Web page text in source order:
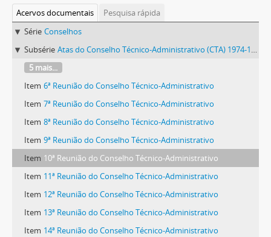
Acervos documentais
Pesquisa rápida
Série Conselhos
Subsérie Atas do Conselho Técnico-Administrativo (CTA) 1974-1981
5 mais...
Item 6ª Reunião do Conselho Técnico-Administrativo
Item 7ª Reunião do Conselho Técnico-Administrativo
Item 8ª Reunião do Conselho Técnico-Administrativo
Item 9ª Reunião do Conselho Técnico-Administrativo
Item 10ª Reunião do Conselho Técnico-Administrativo
Item 11ª Reunião do Conselho Técnico-Administrativo
Item 12ª Reunião do Conselho Técnico-Administrativo
Item 13ª Reunião do Conselho Técnico-Administrativo
Item 14ª Reunião do Conselho Técnico-Administrativo